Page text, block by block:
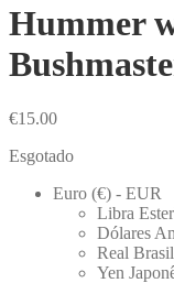
Hummer
€15.00
Esgotado
Euro (€) - EUR
Libra
Dólares
Real
Yen